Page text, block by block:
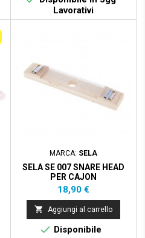
Lavorativi
MARCA: SELA
SELA SE 007 SNARE HEAD
PER CAJON
Prezzo
18,90 €
 Aggiungi al carrello
 Disponibile